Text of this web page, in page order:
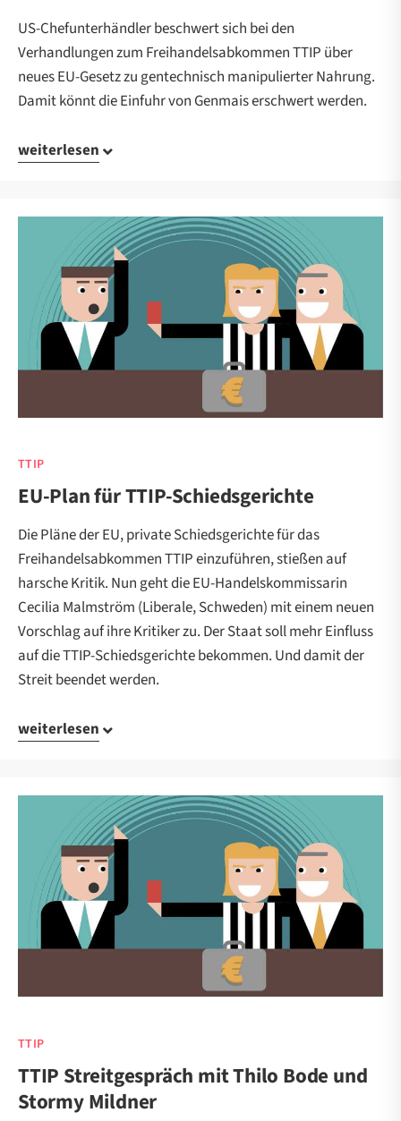
US-Chefunterhändler beschwert sich bei den
Verhandlungen zum Freihandelsabkommen TTIP über
neues EU-Gesetz zu gentechnisch manipulierter Nahrung.
Damit könnt die Einfuhr von Genmais erschwert werden.
weiterlesen
TTIP
EU-Plan für TTIP-Schiedsgerichte
Die Pläne der EU, private Schiedsgerichte für das
Freihandelsabkommen TTIP einzuführen, stießen auf
harsche Kritik. Nun geht die EU-Handelskommissarin
Cecilia Malmström (Liberale, Schweden) mit einem neuen
Vorschlag auf ihre Kritiker zu. Der Staat soll mehr Einfluss
auf die TTIP-Schiedsgerichte bekommen. Und damit der
Streit beendet werden.
weiterlesen
TTIP
TTIP Streitgespräch mit Thilo Bode und
Stormy Mildner